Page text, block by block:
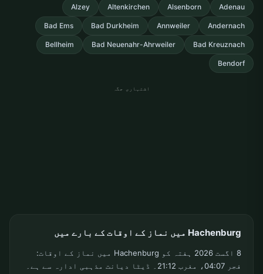
Adenau
Alsenborn
Altenkirchen
Alzey
Andernach
Annweiler
Bad Durkheim
Bad Ems
Bad Kreuznach
Bad Neuenahr-Ahrweiler
Bellheim
Bendorf
اشتہاری جگہ
Hachenburg میں نماز کے اوقات کے بارے میں
8 اگست 2026 ہفتہ کو Hachenburg میں نماز کے اوقات:
فجر 04:07، مغرب 21:12۔ ڈیٹا دیانت مذہبی ادارہ سے ہے۔